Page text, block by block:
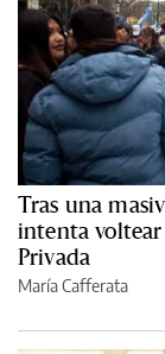
Tras una
intenta
Privada
María Cafferata